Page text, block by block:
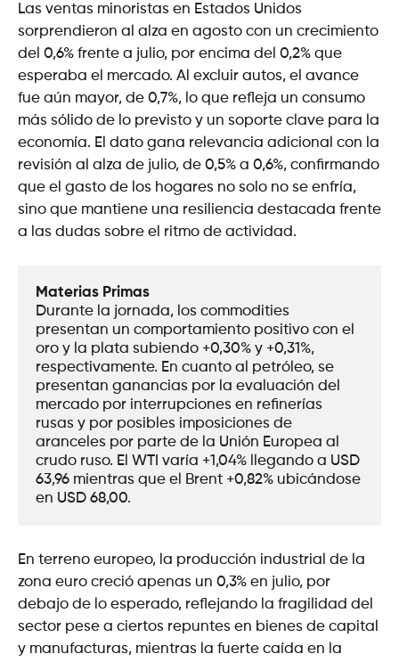
Las ventas minoristas en Estados Unidos
sorprendieron al alza en agosto con un crecimiento
del 0,6% frente a julio, por encima del 0,2% que
esperaba el mercado. Al excluir autos, el avance
fue aún mayor, de 0,7%, lo que refleja un consumo
más sólido de lo previsto y un soporte clave para la
economía. El dato gana relevancia adicional con la
revisión al alza de julio, de 0,5% a 0,6%, confirmando
que el gasto de los hogares no solo no se enfría,
sino que mantiene una resiliencia destacada frente
a las dudas sobre el ritmo de actividad.
Materias Primas
Durante la jornada, los commodities
presentan un comportamiento positivo con el
oro y la plata subiendo +0,30% y +0,31%,
respectivamente. En cuanto al petróleo, se
presentan ganancias por la evaluación del
mercado por interrupciones en refinerías
rusas y por posibles imposiciones de
aranceles por parte de la Unión Europea al
crudo ruso. El WTI varía +1,04% llegando a USD
63,96 mientras que el Brent +0,82% ubicándose
en USD 68,00.
En terreno europeo, la producción industrial de la
zona euro creció apenas un 0,3% en julio, por
debajo de lo esperado, reflejando la fragilidad del
sector pese a ciertos repuntes en bienes de capital
y manufacturas, mientras la fuerte caída en la